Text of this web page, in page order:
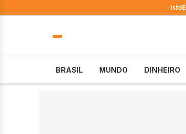
IstoÉ
BRASIL MUNDO DINHEIRO